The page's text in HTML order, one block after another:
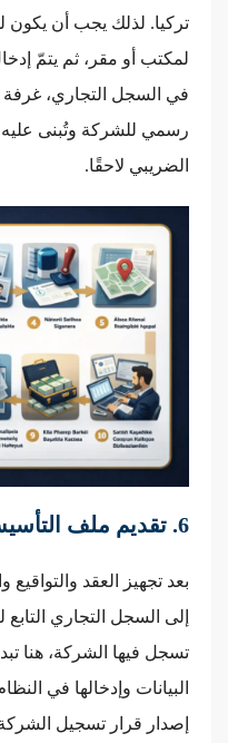
تركيا. لذلك يجب أن يكون
لمكتب أو مقر، ثم يتمّ
في السجل التجاري، غرفة
رسمي للشركة وتُبنى عليه
الضريبي لاحقًا.
6. تقديم ملف التأسيس إلى غرفة التجارة
بعد تجهيز العقد
إلى السجل التجاري التابع
تسجل فيها الشركة، هنا
البيانات وإدخالها في
إصدار قرار تسجيل